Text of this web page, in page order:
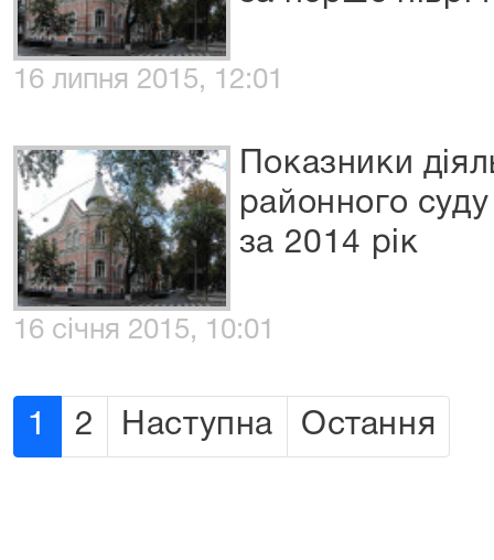
16 липня 2015, 12:01
Показники
районного суду
за 2014 рік
16 січня 2015, 10:01
1 2 Наступна Остання